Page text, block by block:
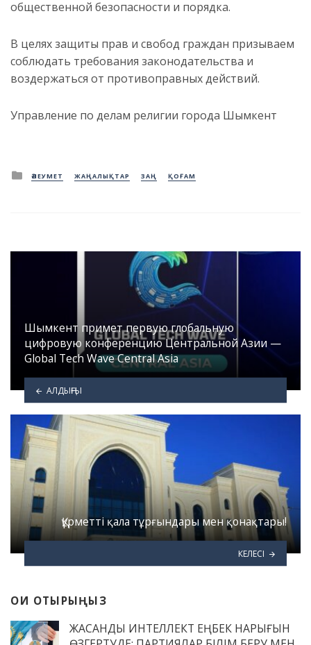
общественной безопасности и порядка.
В целях защиты прав и свобод граждан призываем
соблюдать требования законодательства и
воздержаться от противоправных действий.
Управление по делам религии города Шымкент
Posted
in
ӘЛЕУМЕТ ЖАҢАЛЫҚТАР ЗАҢ ҚОҒАМ
Шымкент примет первую глобальную
цифровую конференцию Центральной Азии —
Global Tech Wave Central Asia
АЛДЫҢҒЫ
Құрметті қала тұрғындары мен қонақтары!
КЕЛЕСІ
ОҚИ ОТЫРЫҢЫЗ
ЖАСАНДЫ ИНТЕЛЛЕКТ ЕҢБЕК НАРЫҒЫН